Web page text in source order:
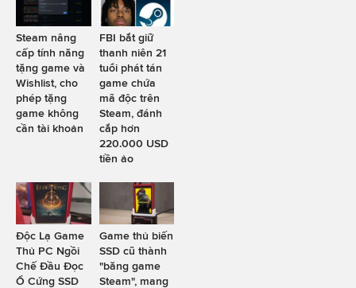
Steam nâng
cấp tính năng
tặng game và
Wishlist, cho
phép tặng
game không
cần tài khoản
FBI bắt giữ
thanh niên 21
tuổi phát tán
game chứa
mã độc trên
Steam, đánh
cắp hơn
220.000 USD
tiền ảo
Độc Lạ Game
Thủ PC Ngồi
Chế Đầu Đọc
Ổ Cứng SSD
Game thủ biến
SSD cũ thành
"băng game
Steam", mang